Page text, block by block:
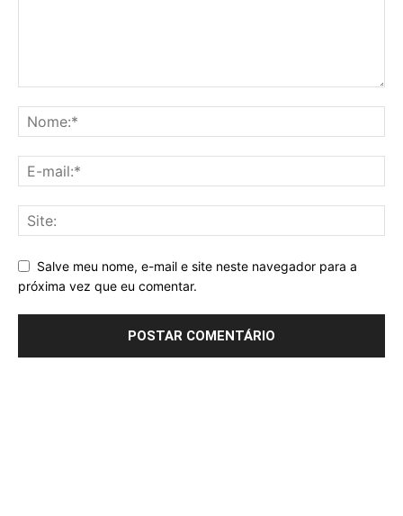
Salve meu nome, e-mail e site neste navegador para a
próxima vez que eu comentar.